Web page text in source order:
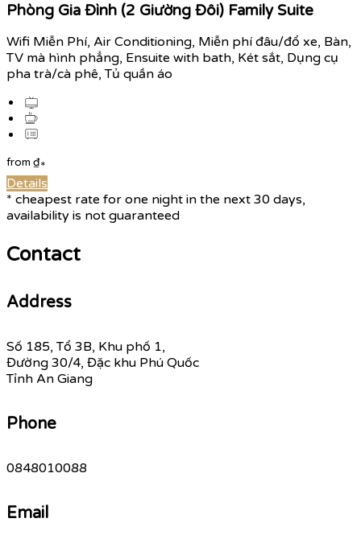
Phòng Gia Đình (2 Giường Đôi) Family Suite
Wifi Miễn Phí, Air Conditioning, Miễn phí đâu/đổ xe, Bàn,
TV mà hình phẳng, Ensuite with bath, Két sắt, Dụng cụ
pha trà/cà phê, Tủ quần áo
from ₫*
Details
* cheapest rate for one night in the next 30 days,
availability is not guaranteed
Contact
Address
Số 185, Tổ 3B, Khu phố 1,
Đường 30/4, Đặc khu Phú Quốc
Tỉnh An Giang
Phone
0848010088
Email